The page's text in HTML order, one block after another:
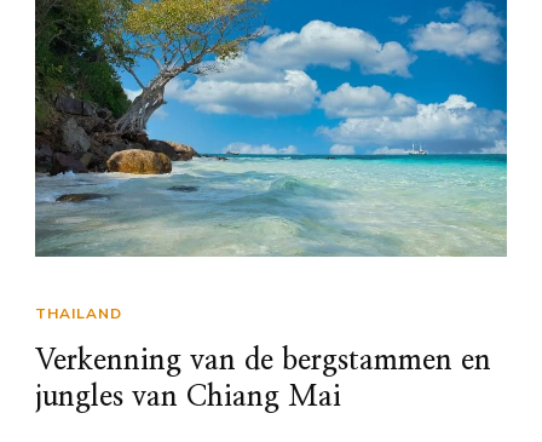
THAILAND
Verkenning van de bergstammen en
jungles van Chiang Mai